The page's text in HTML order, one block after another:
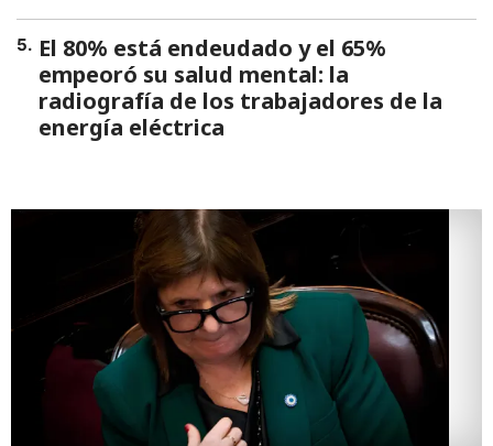
5. El 80% está endeudado y el 65%
empeoró su salud mental: la
radiografía de los trabajadores de la
energía eléctrica